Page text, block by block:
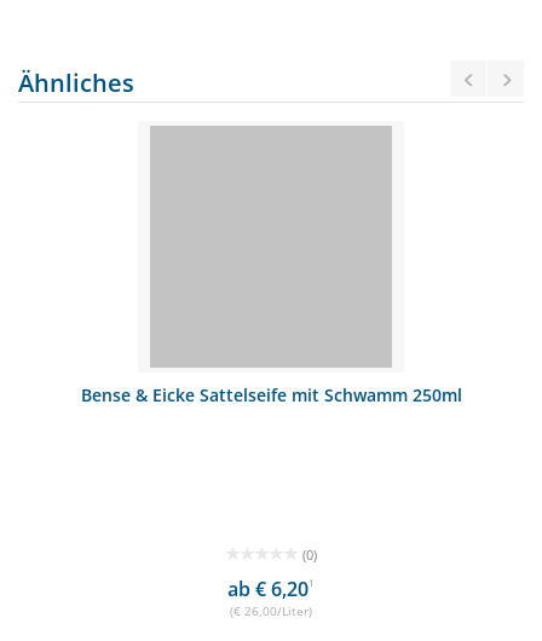
Ähnliches
Bense & Eicke Sattelseife mit Schwamm 250ml
(0)
ab € 6,201
(€ 26,00/Liter)